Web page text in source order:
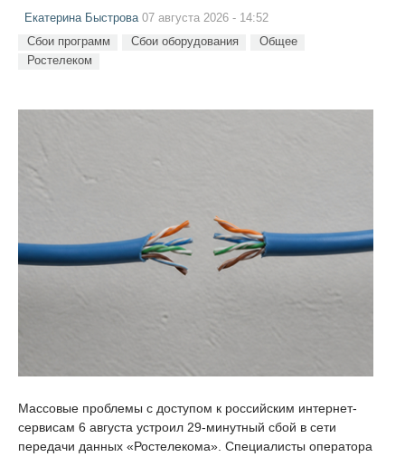
Екатерина Быстрова07 августа 2026 - 14:52
Сбои программ Сбои оборудования
Общее
Ростелеком
Массовые проблемы с доступом к российским интернет-
сервисам 6 августа устроил 29-минутный сбой в сети
передачи данных «Ростелекома». Специалисты оператора